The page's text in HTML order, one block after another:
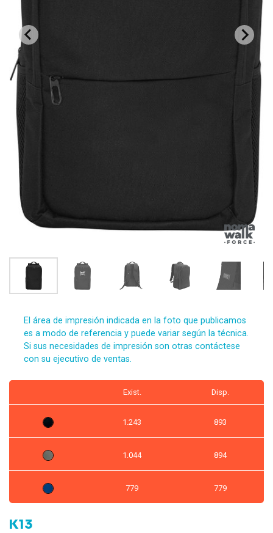
El área de impresión indicada en la foto que publicamos
es a modo de referencia y puede variar según la técnica.
Si sus necesidades de impresión son otras contáctese
con su ejecutivo de ventas.
Exist. Disp.
1.243 893
1.044 894
779 779
K13